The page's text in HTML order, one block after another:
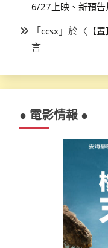
6/27上映、新預告
「ccsx 」於〈 【
言
● 電影情報 ●